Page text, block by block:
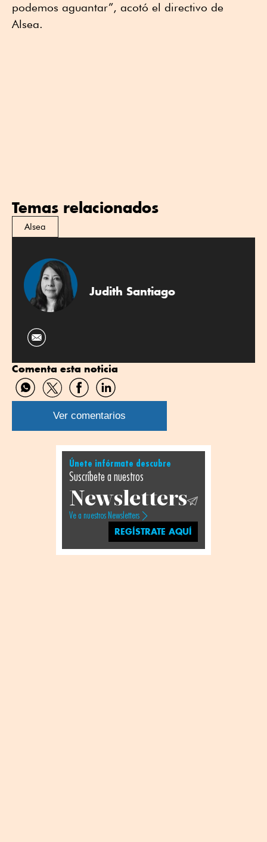
podemos aguantar”, acotó el directivo de
Alsea.
Temas relacionados
Alsea
Judith Santiago
Comenta esta noticia
Compartir
por
WhatsApp
Compartir
por
Twitter
Compartir
por
Facebook
Compartir
por
Linkedin
Ver comentarios
Únete infórmate descubre
Suscríbete a nuestros
Newsletters
Ve a nuestros Newsletters
REGÍSTRATE AQUÍ